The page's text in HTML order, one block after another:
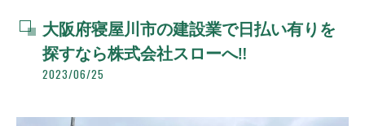
大阪府寝屋川市の建設業で日払い有りを
探すなら株式会社スローへ‼️
2023/06/25